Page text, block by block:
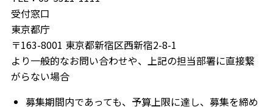
受付窓口
東京都庁
〒163-8001 東京都新宿区西新宿2-8-1
より一般的なお問い合わせや、上記の担当部署に直接繋
がらない場合
募集期間内であっても、予算上限に達し、募集を締め